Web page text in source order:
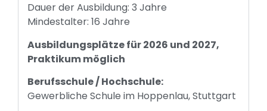
Dauer der Ausbildung: 3 Jahre
Mindestalter: 16 Jahre
Ausbildungsplätze für 2026 und 2027,
Praktikum möglich
Berufsschule / Hochschule:
Gewerbliche Schule im Hoppenlau, Stuttgart